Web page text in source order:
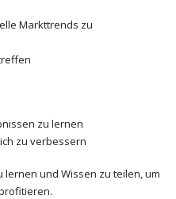
Markttrends zu
zu lernen
zu verbessern
lernen und Wissen zu teilen, um